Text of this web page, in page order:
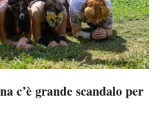
c’è grande scandalo per